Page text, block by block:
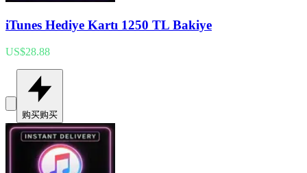
iTunes Hediye Kartı 1250 TL Bakiye
US$28.88
购买购买